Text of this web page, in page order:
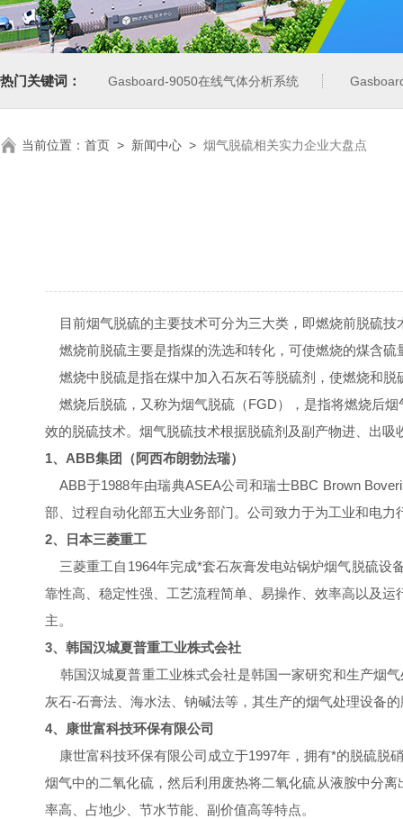
热门关键词： Gasboard-9050在线气体分析系统
当前位置： 首页 > 新闻中心 > 烟气脱硫相关实力企业大盘点
目前烟气脱硫的主要技术可分为三大类，即燃烧前脱硫技
燃烧前脱硫主要是指煤的洗选和转化，可使燃烧的煤含硫
燃烧中脱硫是指在煤中加入石灰石等脱硫剂，使燃烧和脱
燃烧后脱硫，又称为烟气脱硫（FGD），是指将燃烧后
效的脱硫技术。烟气脱硫技术根据脱硫剂及副产物进、出
1、ABB集团（阿西布朗勃法瑞）
ABB于1988年由瑞典ASEA公司和瑞士BBC Brown
部、过程自动化部五大业务部门。公司致力于为工业和电
2、日本三菱重工
三菱重工自1964年完成*套石灰膏发电站锅炉烟气脱硫设
靠性高、稳定性强、工艺流程简单、易操作、效率高以及
主。
3、韩国汉城夏普重工业株式会社
韩国汉城夏普重工业株式会社是韩国一家研究和生产烟
灰石-石膏法、海水法、钠碱法等，其生产的烟气处理设备
4、康世富科技环保有限公司
康世富科技环保有限公司成立于1997年，拥有*的脱硫脱
烟气中的二氧化硫，然后利用废热将二氧化硫从液胺中分
率高、占地少、节水节能、副价值高等特点。